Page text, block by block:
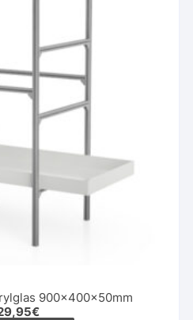
900x400x50mm
€